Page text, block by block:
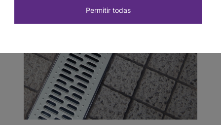
Permitir todas